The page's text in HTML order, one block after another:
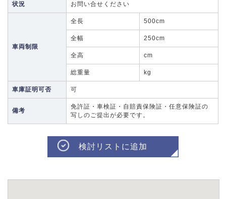
状況 お問い合せください
車両制限
全長 500cm
全幅 250cm
全高 cm
総重量 kg
車庫証明可否 可
備考
免許証・車検証・自賠責保険証・任意保険証の
写しのご提出が必要です。
検討リストに追加